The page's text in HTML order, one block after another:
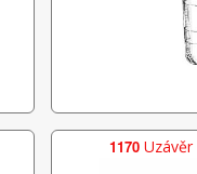
1170Uzávěr